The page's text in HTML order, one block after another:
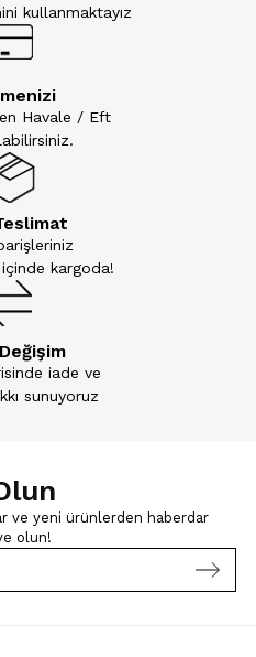
kullanmaktayız
Havale / Eft
kargoda!
iade ve
sunuyoruz
ve yeni ürünlerden haberdar
olun!